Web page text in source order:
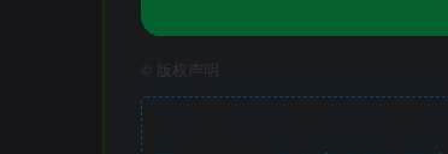
版权声明